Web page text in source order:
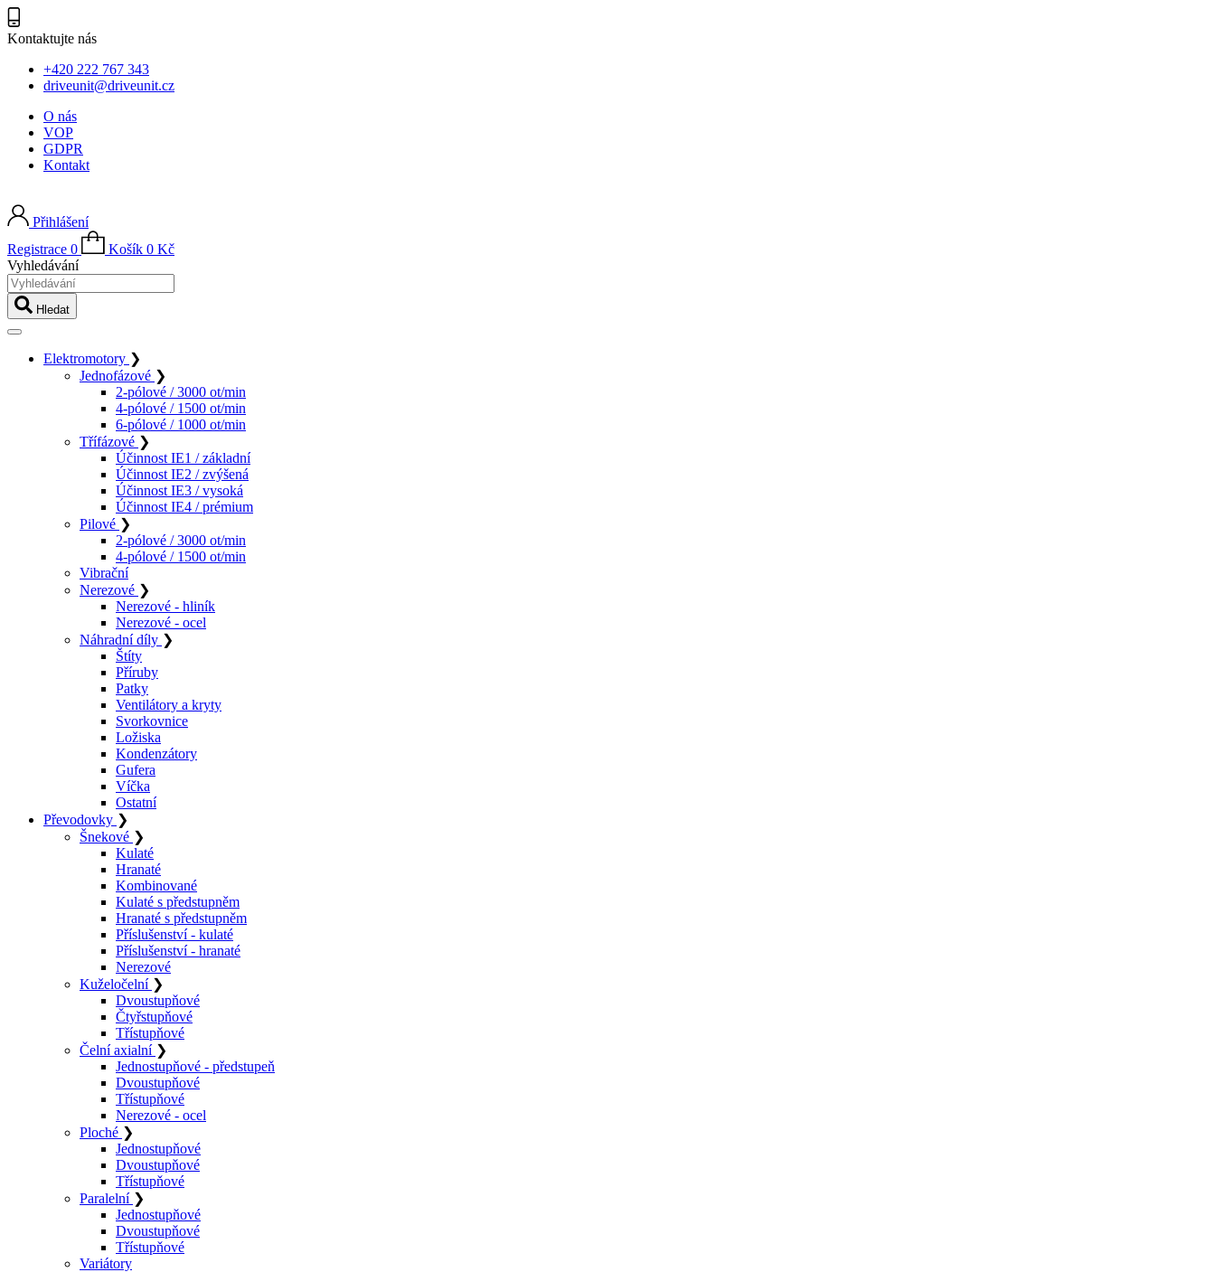
Kontaktujte nás
+420 222 767 343
driveunit@driveunit.cz
O nás
VOP
GDPR
Kontakt
Přihlášení
Registrace 0 Košík 0 Kč
Vyhledávání
Hledat
Elektromotory ❯
Jednofázové ❯
2-pólové / 3000 ot/min
4-pólové / 1500 ot/min
6-pólové / 1000 ot/min
Třífázové ❯
Účinnost IE1 / základní
Účinnost IE2 / zvýšená
Účinnost IE3 / vysoká
Účinnost IE4 / prémium
Pilové ❯
2-pólové / 3000 ot/min
4-pólové / 1500 ot/min
Vibrační
Nerezové ❯
Nerezové - hliník
Nerezové - ocel
Náhradní díly ❯
Štíty
Příruby
Patky
Ventilátory a kryty
Svorkovnice
Ložiska
Kondenzátory
Gufera
Víčka
Ostatní
Převodovky ❯
Šnekové ❯
Kulaté
Hranaté
Kombinované
Kulaté s předstupněm
Hranaté s předstupněm
Příslušenství - kulaté
Příslušenství - hranaté
Nerezové
Kuželočelní ❯
Dvoustupňové
Čtyřstupňové
Třístupňové
Čelní axialní ❯
Jednostupňové - předstupeň
Dvoustupňové
Třístupňové
Nerezové - ocel
Ploché ❯
Jednostupňové
Dvoustupňové
Třístupňové
Paralelní ❯
Jednostupňové
Dvoustupňové
Třístupňové
Variátory